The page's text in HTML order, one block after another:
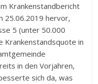
Krankenstandbericht
25.06.2019 hervor,
5 (unter 50.000
Krankenstandsquote in
in den Vorjahren,
sich da, was